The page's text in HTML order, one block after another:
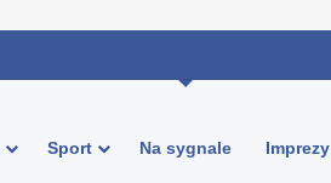
Sport Na sygnale Imprezy